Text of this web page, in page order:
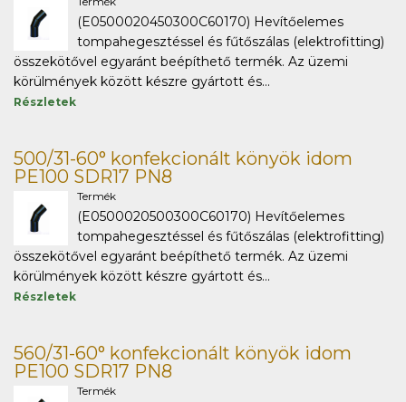
(E0500020450300C60170) Hevítőelemes
tompahegesztéssel és fűtőszálas (elektrofitting)
összekötővel egyaránt beépíthető termék. Az üzemi
körülmények között készre gyártott és...
Részletek
500/31-60° konfekcionált könyök idom
PE100 SDR17 PN8
Termék
(E0500020500300C60170) Hevítőelemes
tompahegesztéssel és fűtőszálas (elektrofitting)
összekötővel egyaránt beépíthető termék. Az üzemi
körülmények között készre gyártott és...
Részletek
560/31-60° konfekcionált könyök idom
PE100 SDR17 PN8
Termék